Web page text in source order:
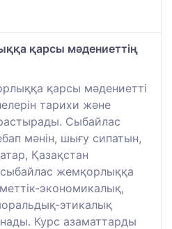
қарсы мәдениеттің
қарсы мәдениетті
тарихи және
Сыбайлас
мәнін, шығу сипатын,
Қазақстан
жемқорлыққа
экономикалық,
этикалық
Курс азаматтарды